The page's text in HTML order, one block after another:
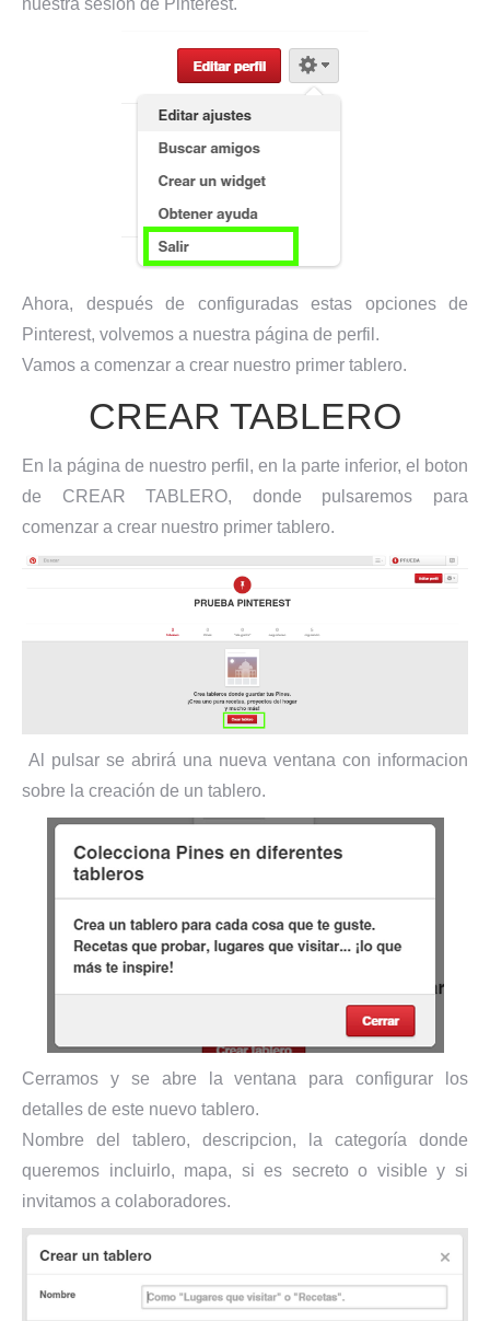
Ahora, después de configuradas estas opciones de
Pinterest, volvemos a nuestra página de perfil.
Vamos a comenzar a crear nuestro primer tablero.
CREAR TABLERO
En la página de nuestro perfil, en la parte inferior, el boton
de CREAR TABLERO, donde pulsaremos para
comenzar a crear nuestro primer tablero.
Al pulsar se abrirá una nueva ventana con informacion
sobre la creación de un tablero.
Cerramos y se abre la ventana para configurar los
detalles de este nuevo tablero.
Nombre del tablero, descripcion, la categoría donde
queremos incluirlo, mapa, si es secreto o visible y si
invitamos a colaboradores.